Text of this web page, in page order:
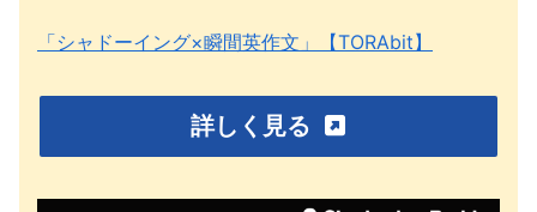
「シャドーイング×瞬間英作文」【TORAbit】
詳しく見る